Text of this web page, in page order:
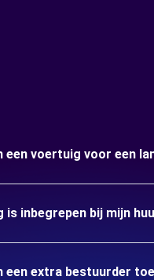
voertuig voor een
inbegrepen bij mijn
een extra bestuurder